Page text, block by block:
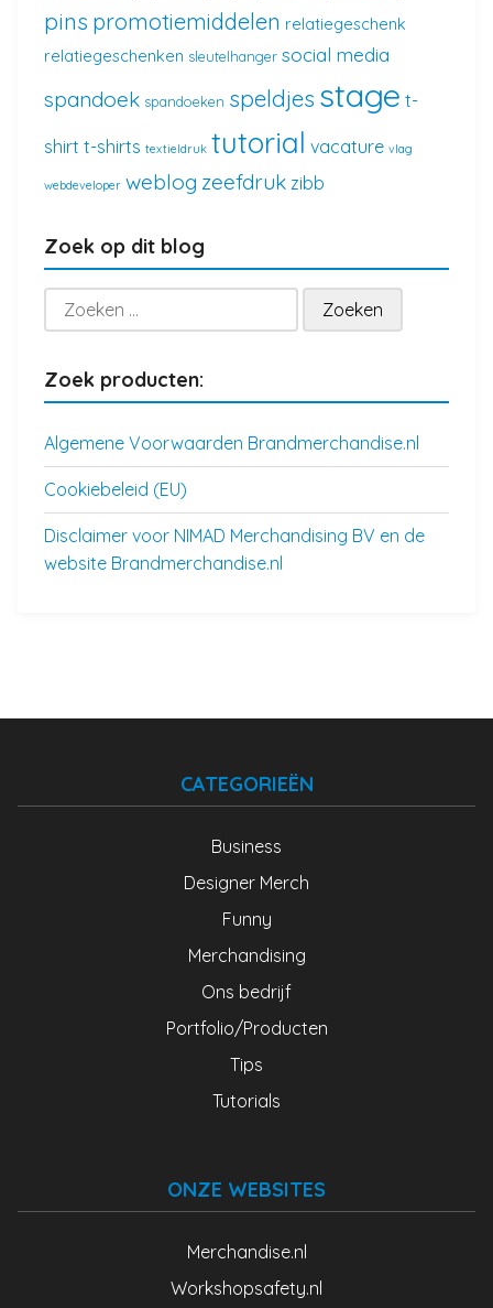
pins promotiemiddelen relatiegeschenk
relatiegeschenken sleutelhanger social media
spandoek spandoeken speldjes stage t-
shirt t-shirts textieldruk tutorial vacature vlag
webdeveloper weblog zeefdruk zibb
Zoek op dit blog
Zoeken
naar:
Zoek producten:
Algemene Voorwaarden Brandmerchandise.nl
Cookiebeleid (EU)
Disclaimer voor NIMAD Merchandising BV en de
website Brandmerchandise.nl
CATEGORIEËN
Business
Designer Merch
Funny
Merchandising
Ons bedrijf
Portfolio/Producten
Tips
Tutorials
ONZE WEBSITES
Merchandise.nl
Workshopsafety.nl